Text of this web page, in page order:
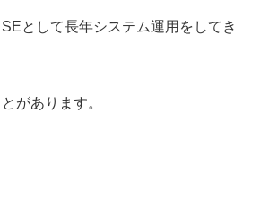
として長年システム運用をしてき
があります。